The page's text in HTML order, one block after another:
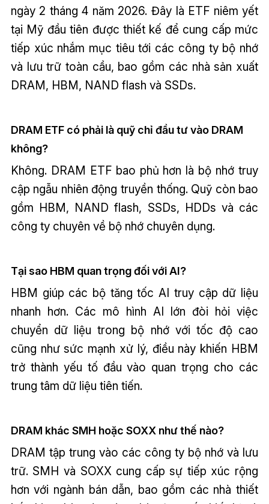
ngày 2 tháng 4 năm 2026. Đây là ETF niêm yết
tại Mỹ đầu tiên được thiết kế để cung cấp mức
tiếp xúc nhắm mục tiêu tới các công ty bộ nhớ
và lưu trữ toàn cầu, bao gồm các nhà sản xuất
DRAM, HBM, NAND flash và SSDs.
DRAM ETF có phải là quỹ chỉ đầu tư vào DRAM
không?
Không. DRAM ETF bao phủ hơn là bộ nhớ truy
cập ngẫu nhiên động truyền thống. Quỹ còn bao
gồm HBM, NAND flash, SSDs, HDDs và các
công ty chuyên về bộ nhớ chuyên dụng.
Tại sao HBM quan trọng đối với AI?
HBM giúp các bộ tăng tốc AI truy cập dữ liệu
nhanh hơn. Các mô hình AI lớn đòi hỏi việc
chuyển dữ liệu trong bộ nhớ với tốc độ cao
cũng như sức mạnh xử lý, điều này khiến HBM
trở thành yếu tố đầu vào quan trọng cho các
trung tâm dữ liệu tiên tiến.
DRAM khác SMH hoặc SOXX như thế nào?
DRAM tập trung vào các công ty bộ nhớ và lưu
trữ. SMH và SOXX cung cấp sự tiếp xúc rộng
hơn với ngành bán dẫn, bao gồm các nhà thiết